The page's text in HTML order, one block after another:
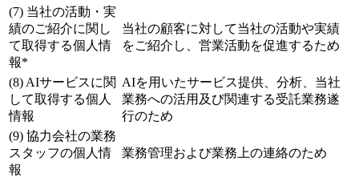
(7) 当社の活動・実
績のご紹介に関し
て取得する個人情
報*
当社の顧客に対して当社の活動や実績
をご紹介し、営業活動を促進するため
(8) AIサービスに関
して取得する個人
情報
AIを用いたサービス提供、分析、当社
業務への活用及び関連する受託業務遂
行のため
(9) 協力会社の業務
スタッフの個人情
報
業務管理および業務上の連絡のため